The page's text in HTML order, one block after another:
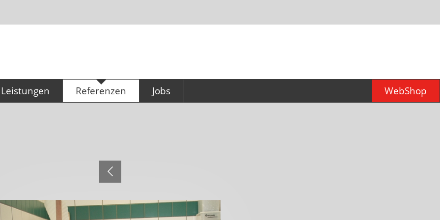
Leistungen Referenzen Jobs WebShop